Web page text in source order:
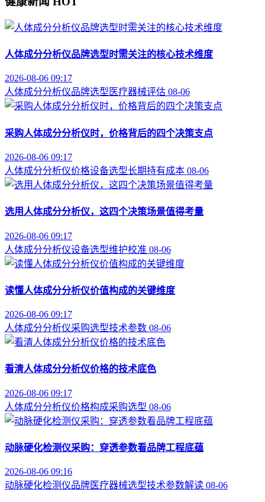
人体成分分析仪品牌选型时需关注的核心技术维度
2026-08-06 09:17
人体成分分析仪品牌选型 医疗器械评估 08-06
采购人体成分分析仪时，价格背后的四个决策支点
2026-08-06 09:17
人体成分分析仪价格设备选型长期持有成本 08-06
选用人体成分分析仪，这四个决策场景值得考量
2026-08-06 09:17
人体成分分析仪设备选型维护校准 08-06
读懂人体成分分析仪价值构成的关键维度
2026-08-06 09:17
人体成分分析仪采购选型技术参数 08-06
看清人体成分分析仪价格的技术底色
2026-08-06 09:17
人体成分分析仪价格构成采购选型 08-06
动脉硬化检测仪采购：穿透参数看品牌工程底蕴
2026-08-06 09:16
动脉硬化检测仪品牌医疗器械选型技术参数解读 08-06